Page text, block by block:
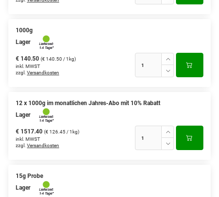
1000g
Lager
€ 140.50 (€ 140.50 / 1kg)
inkl. MWST
zzgl. Versandkosten
12 x 1000g im monatlichen Jahres-Abo mit 10% Rabatt
Lager
€ 1517.40 (€ 126.45 / 1kg)
inkl. MWST
zzgl. Versandkosten
15g Probe
Lager